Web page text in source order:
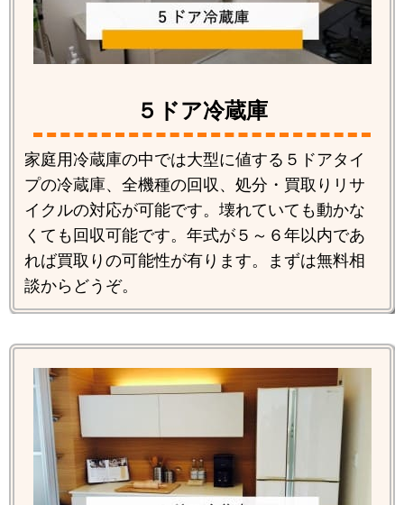
５ドア冷蔵庫
家庭用冷蔵庫の中では大型に値する５ドアタイ
プの冷蔵庫、全機種の回収、処分・買取りリサ
イクルの対応が可能です。壊れていても動かな
くても回収可能です。年式が５～６年以内であ
れば買取りの可能性が有ります。まずは無料相
談からどうぞ。